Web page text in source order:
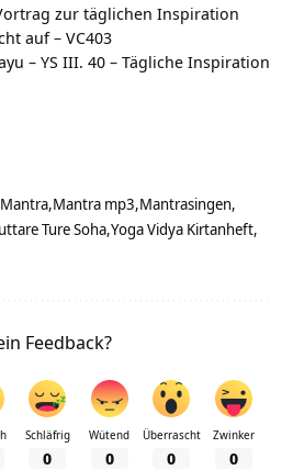
zur täglichen Inspiration
auf – VC403
– YS III. 40 – Tägliche Inspiration
Mantra Mantra mp3 Mantrasingen
Ture Soha Yoga Vidya Kirtanheft
Feedback?
Schläfrig
0
Wütend
0
Überrascht
0
Zwinker
0